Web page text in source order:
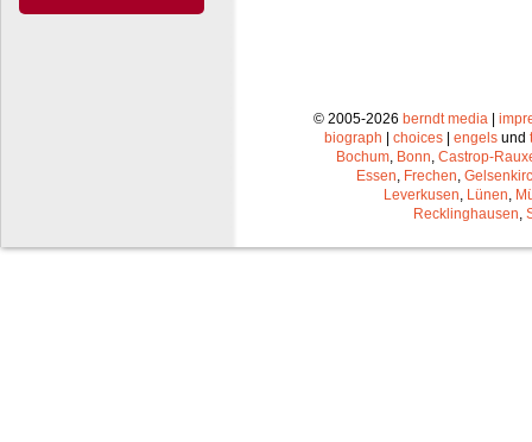
© 2005-2026 berndt media|
biograph
choices engels und
Bochum, Bonn, Castrop-
Essen, Frechen,
Leverkusen, Lünen,
Recklinghausen,